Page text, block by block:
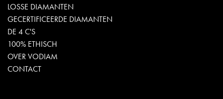
LOSSE DIAMANTEN
GECERTIFICEERDE DIAMANTEN
DE 4 C'S
100% ETHISCH
OVER VODIAM
CONTACT